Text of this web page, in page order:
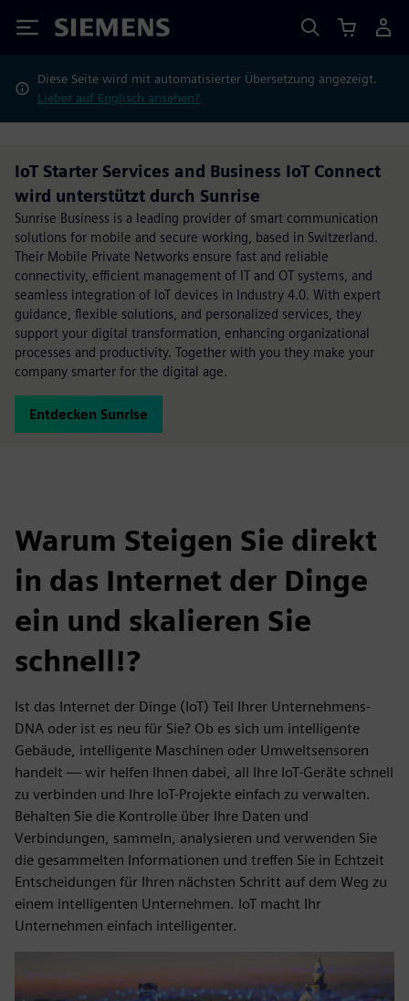
Siemens
Diese Seite wird mit automatisierter Übersetzung angezeigt.
Lieber auf Englisch ansehen?
IoT Starter Services and Business IoT Connect
wird unterstützt durch Sunrise
Sunrise Business is a leading provider of smart communication
solutions for mobile and secure working, based in Switzerland.
Their Mobile Private Networks ensure fast and reliable
connectivity, efficient management of IT and OT systems, and
seamless integration of IoT devices in Industry 4.0. With expert
guidance, flexible solutions, and personalized services, they
support your digital transformation, enhancing organizational
processes and productivity. Together with you they make your
company smarter for the digital age.
Entdecken Sunrise
Warum Steigen Sie direkt
in das Internet der Dinge
ein und skalieren Sie
schnell!?
Ist das Internet der Dinge (IoT) Teil Ihrer Unternehmens-
DNA oder ist es neu für Sie? Ob es sich um intelligente
Gebäude, intelligente Maschinen oder Umweltsensoren
handelt — wir helfen Ihnen dabei, all Ihre IoT-Geräte schnell
zu verbinden und Ihre IoT-Projekte einfach zu verwalten.
Behalten Sie die Kontrolle über Ihre Daten und
Verbindungen, sammeln, analysieren und verwenden Sie
die gesammelten Informationen und treffen Sie in Echtzeit
Entscheidungen für Ihren nächsten Schritt auf dem Weg zu
einem intelligenten Unternehmen. IoT macht Ihr
Unternehmen einfach intelligenter.